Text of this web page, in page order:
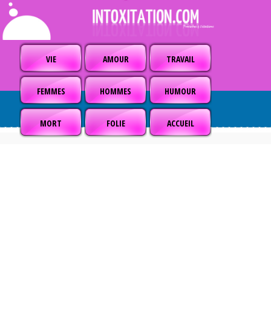
VIE AMOUR TRAVAIL
FEMMES HOMMES HUMOUR
MORT FOLIE ACCUEIL